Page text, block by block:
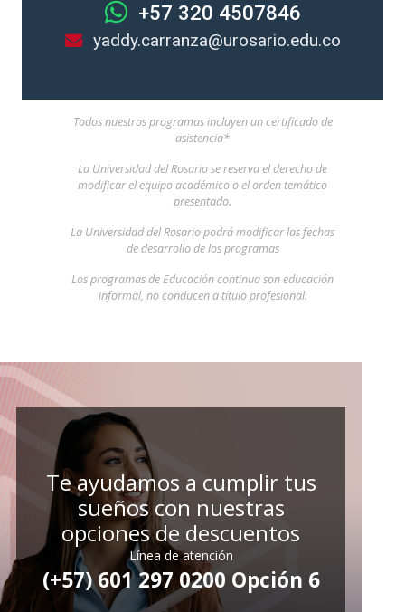
+57 320 4507846
yaddy.carranza@urosario.edu.co
Todos nuestros programas incluyen un certificado de
asistencia*
La Universidad del Rosario se reserva el derecho de
modificar el equipo académico o el orden temático
presentado.
La Universidad del Rosario podrá modificar las fechas
de desarrollo de los programas
Los programas de Educación continua son educación
informal, no conducen a título profesional.
Te ayudamos a cumplir tus
sueños con nuestras
opciones de descuentos
Línea de atención
(+57) 601 297 0200 Opción 6